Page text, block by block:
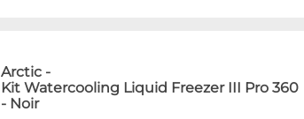
Arctic -
Kit Watercooling Liquid Freezer III Pro 360
- Noir